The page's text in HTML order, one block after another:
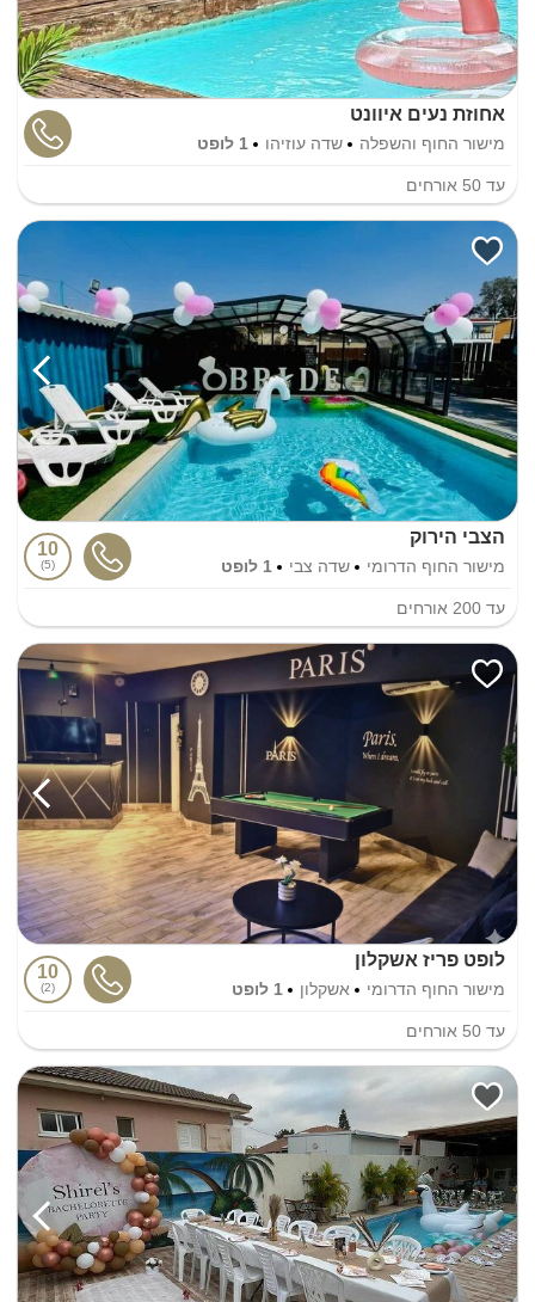
אחוזת נעים איוונט
מישור החוף והשפלה שדה עוזיהו 1 לופט
עד 50 אורחים
הצבי הירוק
מישור החוף הדרומי שדה צבי 1 לופט
10
5
עד 200 אורחים
לופט פריז אשקלון
מישור החוף הדרומי אשקלון 1 לופט
10
2
עד 50 אורחים